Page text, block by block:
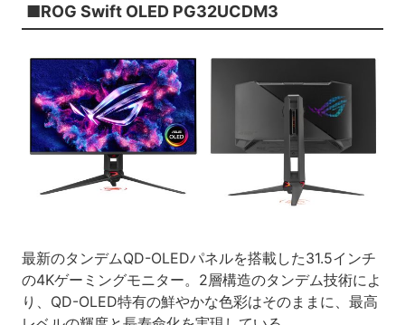
■ROG Swift OLED PG32UCDM3
最新のタンデムQD-OLEDパネルを搭載した31.5インチ
の4Kゲーミングモニター。2層構造のタンデム技術によ
り、QD-OLED特有の鮮やかな色彩はそのままに、最高